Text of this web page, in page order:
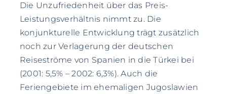
Die Unzufriedenheit über das Preis-
Leistungsverhältnis nimmt zu. Die
konjunkturelle Entwicklung trägt zusätzlich
noch zur Verlagerung der deutschen
Reiseströme von Spanien in die Türkei bei
(2001: 5,5% – 2002: 6,3%). Auch die
Feriengebiete im ehemaligen Jugoslawien